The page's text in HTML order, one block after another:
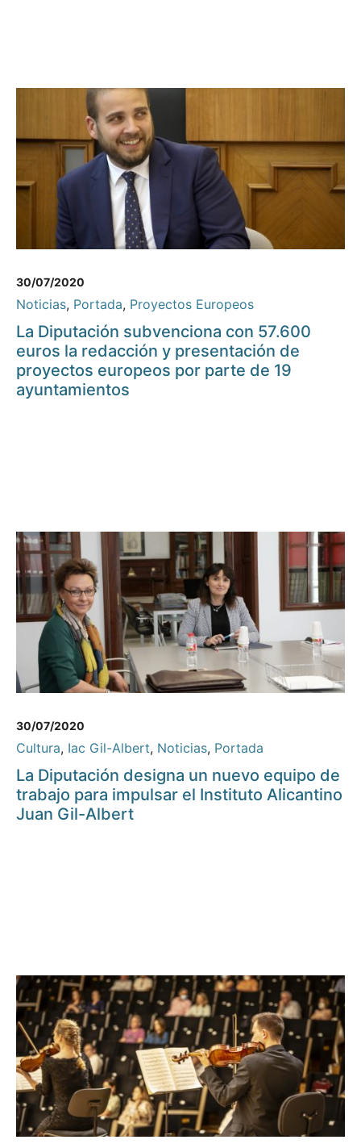
30/07/2020
Noticias, Portada, Proyectos Europeos
La Diputación subvenciona con 57.600
euros la redacción y presentación de
proyectos europeos por parte de 19
ayuntamientos
30/07/2020
Cultura, Iac Gil-Albert, Noticias, Portada
La Diputación designa un nuevo equipo de
trabajo para impulsar el Instituto Alicantino
Juan Gil-Albert